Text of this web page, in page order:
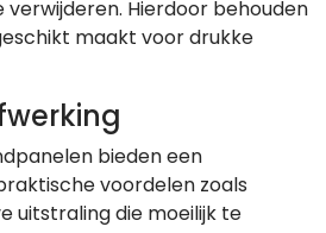
Hierdoor behouden
maakt voor drukke
bieden een
voordelen zoals
uitstraling die moeilijk te